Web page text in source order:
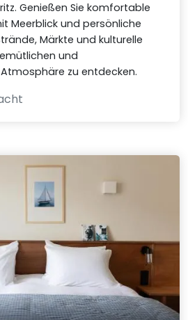
Genießen Sie komfortable
Meerblick und persönliche
Märkte und kulturelle
und
zu entdecken.